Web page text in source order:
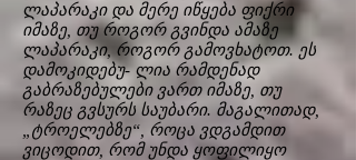
ლაპარაკი და მერე იწყება ფიქრი
იმაზე, თუ როგორ გვინდა ამაზე
ლაპარაკი, როგორ გამოვხატოთ. ეს
დამოკიდებუ- ლია რამდენად
გაბრაზებულები ვართ იმაზე, თუ
რაზეც გვსურს საუბარი. მაგალითად,
„ტროელებზე“, როცა ვდგამდით
ვიცოდით, რომ უნდა ყოფილიყო